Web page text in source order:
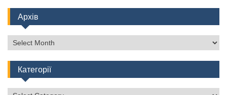
Архів
Архів
Категорії
Категорії